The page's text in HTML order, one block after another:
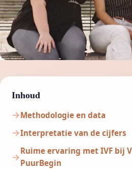
Inhoud
Methodologie en data
Interpretatie van de cijfers
Ruime ervaring met IVF bij
PuurBegin